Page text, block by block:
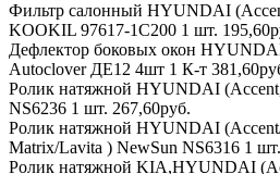
Фильтр салонный HYUNDAI
KOOKIL 97617-1C200 1 шт.
Дефлектор боковых окон
Autoclover ДЕ12 4шт 1 К-т
Ролик натяжной HYUNDAI
NS6236 1 шт. 267,60руб.
Ролик натяжной HYUNDAI
Matrix/Lavita ) NewSun NS6316 1
Ролик натяжной KIA,HYUNDAI